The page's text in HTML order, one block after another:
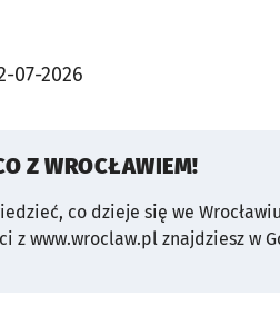
07-2026
Z WROCŁAWIEM!
co dzieje się we
z www.wroclaw.pl znajdziesz w